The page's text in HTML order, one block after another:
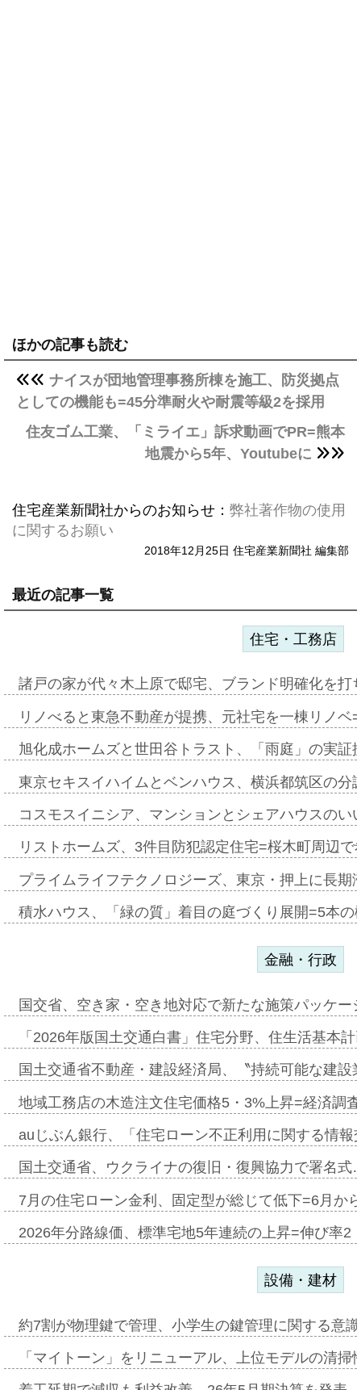
ほかの記事も読む
ナイスが団地管理事務所棟を施工、防災拠点
としての機能も=45分準耐火や耐震等級2を採用
住友ゴム工業、「ミライエ」訴求動画でPR=熊本
地震から5年、Youtubeに
住宅産業新聞社からのお知らせ： 弊社著作物の使用
に関するお願い
2018年12月25日 住宅産業新聞社 編集部
最近の記事一覧
住宅・工務店
諸戸の家が代々木上原で邸宅、ブランド明確化を
リノべると東急不動産が提携、元社宅を一棟リノ
旭化成ホームズと世田谷トラスト、「雨庭」の実
東京セキスイハイムとベンハウス、横浜都筑区の
コスモスイニシア、マンションとシェアハウスの
リストホームズ、3件目防犯認定住宅=桜木町周辺
プライムライフテクノロジーズ、東京・押上に長
積水ハウス、「緑の質」着目の庭づくり展開=5本
金融・行政
国交省、空き家・空き地対応で新たな施策パッケ
「2026年版国土交通白書」住宅分野、住生活基本
国土交通省不動産・建設経済局、〝持続可能な建
地域工務店の木造注文住宅価格5・3%上昇=経済調
auじぶん銀行、「住宅ローン不正利用に関する情
国土交通省、ウクライナの復旧・復興協力で署名
7月の住宅ローン金利、固定型が総じて低下=6月か
2026年分路線価、標準宅地5年連続の上昇=伸び率
設備・建材
約7割が物理鍵で管理、小学生の鍵管理に関する意
「マイトーン」をリニューアル、上位モデルの清